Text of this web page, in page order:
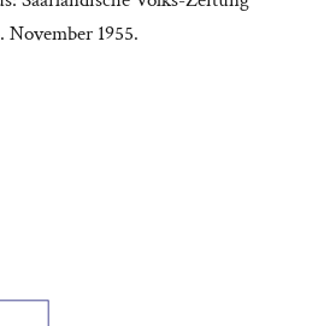
November 1955.